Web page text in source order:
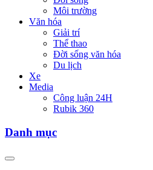
Môi trường
Văn hóa
Giải trí
Thể thao
Đời sống văn hóa
Du lịch
Xe
Media
Công luận 24H
Rubik 360
Danh mục